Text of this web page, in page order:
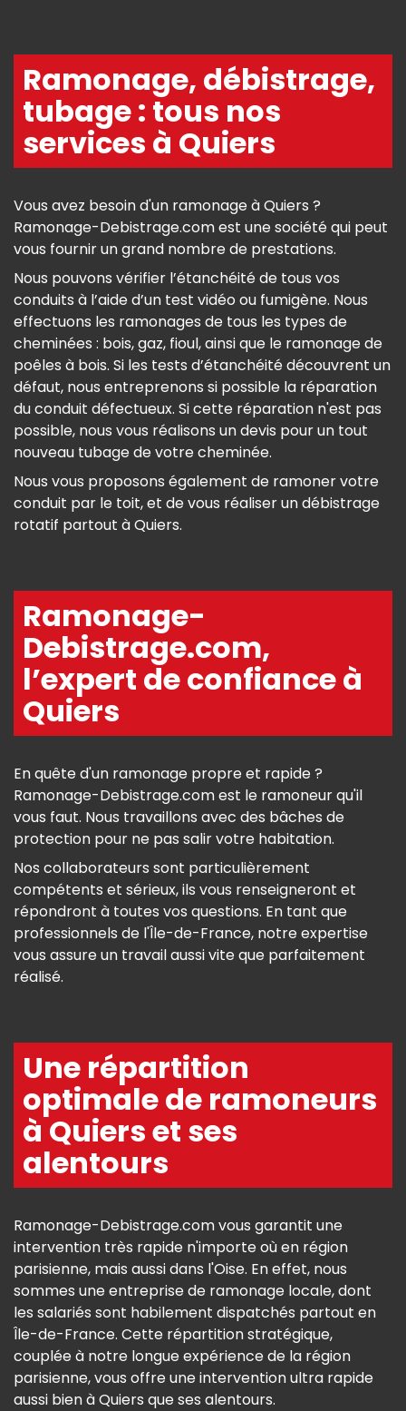
Ramonage, débistrage,
tubage : tous nos
services à Quiers
Vous avez besoin d'un ramonage à Quiers ?
Ramonage-Debistrage.com est une société qui peut
vous fournir un grand nombre de prestations.
Nous pouvons vérifier l’étanchéité de tous vos
conduits à l’aide d’un test vidéo ou fumigène. Nous
effectuons les ramonages de tous les types de
cheminées : bois, gaz, fioul, ainsi que le ramonage de
poêles à bois. Si les tests d’étanchéité découvrent un
défaut, nous entreprenons si possible la réparation
du conduit défectueux. Si cette réparation n'est pas
possible, nous vous réalisons un devis pour un tout
nouveau tubage de votre cheminée.
Nous vous proposons également de ramoner votre
conduit par le toit, et de vous réaliser un débistrage
rotatif partout à Quiers.
Ramonage-
Debistrage.com,
l’expert de confiance à
Quiers
En quête d'un ramonage propre et rapide ?
Ramonage-Debistrage.com est le ramoneur qu'il
vous faut. Nous travaillons avec des bâches de
protection pour ne pas salir votre habitation.
Nos collaborateurs sont particulièrement
compétents et sérieux, ils vous renseigneront et
répondront à toutes vos questions. En tant que
professionnels de l'Île-de-France, notre expertise
vous assure un travail aussi vite que parfaitement
réalisé.
Une répartition
optimale de ramoneurs
à Quiers et ses
alentours
Ramonage-Debistrage.com vous garantit une
intervention très rapide n'importe où en région
parisienne, mais aussi dans l'Oise. En effet, nous
sommes une entreprise de ramonage locale, dont
les salariés sont habilement dispatchés partout en
Île-de-France. Cette répartition stratégique,
couplée à notre longue expérience de la région
parisienne, vous offre une intervention ultra rapide
aussi bien à Quiers que ses alentours.